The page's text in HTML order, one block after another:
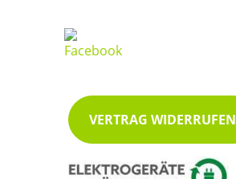
VERTRAG WIDERRUFEN